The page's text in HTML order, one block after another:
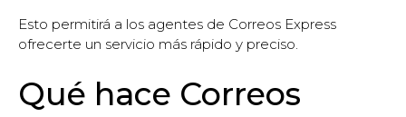
Esto permitirá a los agentes de Correos Express
ofrecerte un servicio más rápido y preciso.
Qué hace Correos